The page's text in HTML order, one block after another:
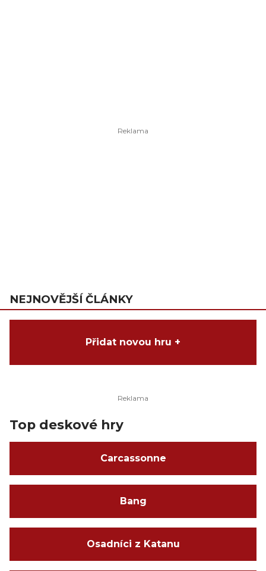
NEJNOVĚJŠÍ ČLÁNKY
Přidat novou hru +
Top deskové hry
Carcassonne
Bang
Osadníci z Katanu